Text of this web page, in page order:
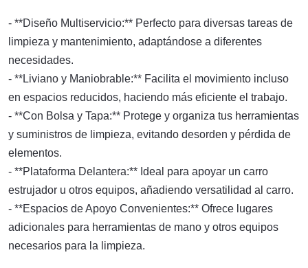
- **Diseño Multiservicio:** Perfecto para diversas tareas de
limpieza y mantenimiento, adaptándose a diferentes
necesidades.
- **Liviano y Maniobrable:** Facilita el movimiento incluso
en espacios reducidos, haciendo más eficiente el trabajo.
- **Con Bolsa y Tapa:** Protege y organiza tus herramientas
y suministros de limpieza, evitando desorden y pérdida de
elementos.
- **Plataforma Delantera:** Ideal para apoyar un carro
estrujador u otros equipos, añadiendo versatilidad al carro.
- **Espacios de Apoyo Convenientes:** Ofrece lugares
adicionales para herramientas de mano y otros equipos
necesarios para la limpieza.